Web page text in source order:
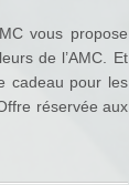
vous propose
de l’AMC. Et
cadeau pour les
réservée aux